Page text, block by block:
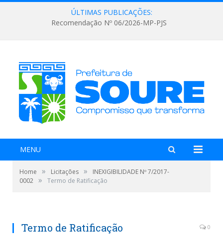
ÚLTIMAS PUBLICAÇÕES:
Recomendação Nº 06/2026-MP-PJS
MENU
Home » Licitações »
INEXIGIBILIDADE Nº 7/2017-
0002 » Termo de Ratificação
Termo de Ratificação 0